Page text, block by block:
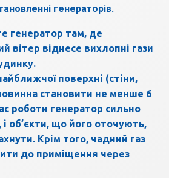
генераторів.
генератор там, де
вітер віднесе вихлопні гази
поверхні (стіни,
становити не менше 6
роботи генератор сильно
і об’єкти, що його оточують,
Крім того, чадний газ
до приміщення через